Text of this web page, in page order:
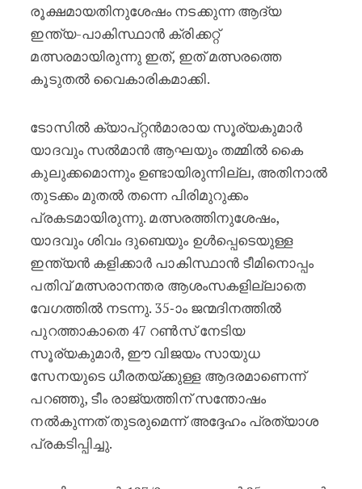
രൂക്ഷമായതിനുശേഷം നടക്കുന്ന ആദ്യ
ഇന്ത്യ-പാകിസ്ഥാൻ ക്രിക്കറ്റ്
മത്സരമായിരുന്നു ഇത്, ഇത് മത്സരത്തെ
കൂടുതൽ വൈകാരികമാക്കി.
ടോസിൽ ക്യാപ്റ്റൻമാരായ സൂര്യകുമാർ
യാദവും സൽമാൻ ആഘയും തമ്മിൽ കൈ
കുലുക്കമൊന്നും ഉണ്ടായിരുന്നില്ല, അതിനാൽ
തുടക്കം മുതൽ തന്നെ പിരിമുറുക്കം
പ്രകടമായിരുന്നു. മത്സരത്തിനുശേഷം,
യാദവും ശിവം ദുബെയും ഉൾപ്പെടെയുള്ള
ഇന്ത്യൻ കളിക്കാർ പാകിസ്ഥാൻ ടീമിനൊപ്പം
പതിവ് മത്സരാനന്തര ആശംസകളില്ലാതെ
വേഗത്തിൽ നടന്നു. 35-ാം ജന്മദിനത്തിൽ
പുറത്താകാതെ 47 റൺസ് നേടിയ
സൂര്യകുമാർ, ഈ വിജയം സായുധ
സേനയുടെ ധീരതയ്ക്കുള്ള ആദരമാണെന്ന്
പറഞ്ഞു, ടീം രാജ്യത്തിന് സന്തോഷം
നൽകുന്നത് തുടരുമെന്ന് അദ്ദേഹം പ്രത്യാശ
പ്രകടിപ്പിച്ചു.